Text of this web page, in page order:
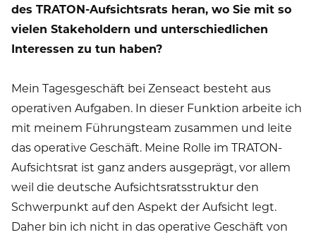
des TRATON-Aufsichtsrats heran, wo Sie mit so
vielen Stakeholdern und unterschiedlichen
Interessen zu tun haben?
Mein Tagesgeschäft bei Zenseact besteht aus
operativen Aufgaben. In dieser Funktion arbeite ich
mit meinem Führungsteam zusammen und leite
das operative Geschäft. Meine Rolle im TRATON-
Aufsichtsrat ist ganz anders ausgeprägt, vor allem
weil die deutsche Aufsichtsratsstruktur den
Schwerpunkt auf den Aspekt der Aufsicht legt.
Daher bin ich nicht in das operative Geschäft von